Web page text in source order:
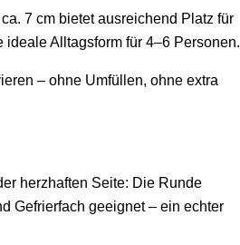
7 cm bietet ausreichend Platz für
Alltagsform für 4–6 Personen.
– ohne Umfüllen, ohne extra
herzhaften Seite: Die Runde
Gefrierfach geeignet – ein echter